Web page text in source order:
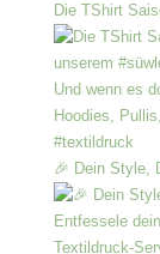
Die TShirt
🎉 Dein Style,